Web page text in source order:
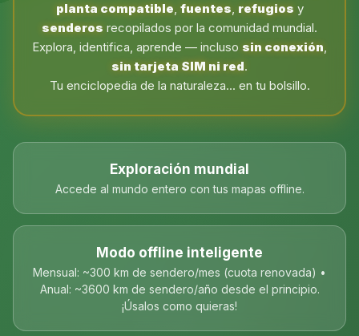
planta compatible, fuentes, refugios y
senderos recopilados por la comunidad mundial.
Explora, identifica, aprende — incluso sin conexión,
sin tarjeta SIM ni red.
Tu enciclopedia de la naturaleza... en tu bolsillo.
Exploración mundial
Accede al mundo entero con tus mapas offline.
Modo offline inteligente
Mensual: ~300 km de sendero/mes (cuota renovada) •
Anual: ~3600 km de sendero/año desde el principio.
¡Úsalos como quieras!